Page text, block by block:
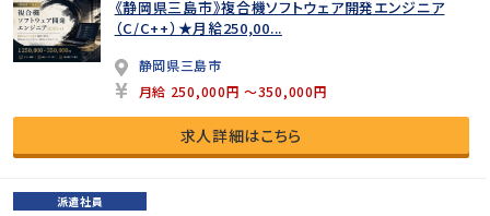
《静岡県三島市》複合機ソフトウェア開発エンジニア
（C/C++）★月給250,00...
静岡県三島市
月給 250,000円 ～350,000円
求人詳細はこちら
派遣社員